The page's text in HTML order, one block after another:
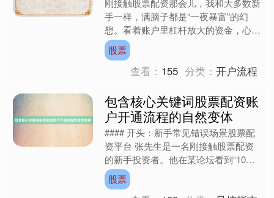
手一样，满脑子都是“一夜暴富”的幻
想。看着账户里杠杆放大的资金，心跳
加速，手指在键盘上悬着，既想立刻下
单，又怕踩错节奏。结果呢....
股票
查看： 155 分类：开户流程
包含核心关键词股票配资账
户开通流程的自然变体
#### 开头：新手常见错误场景股票配
资平台 张先生是一名刚接触股票配资
的新手投资者。他在某论坛看到“10倍
杠杆、低门槛开户”的广告后，立即下
载了APP并填写了....
股票